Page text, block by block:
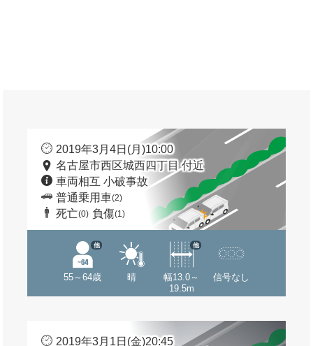
2019年3月4日(月)10:00
名古屋市西区城西四丁目 付近
車両相互 小破事故
普通乗用車(2)
死亡(0) 負傷(1)
55～64歳
他
晴
幅13.0～
19.5m
他
信号なし
2019年3月1日(金)20:45